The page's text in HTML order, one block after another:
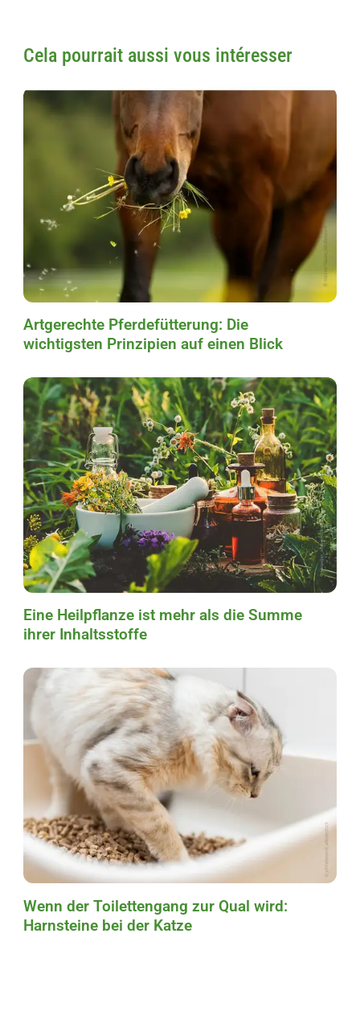
Cela pourrait aussi vous intéresser
Artgerechte Pferdefütterung: Die
wichtigsten Prinzipien auf einen Blick
Eine Heilpflanze ist mehr als die Summe
ihrer Inhaltsstoffe
Wenn der Toilettengang zur Qual wird:
Harnsteine bei der Katze